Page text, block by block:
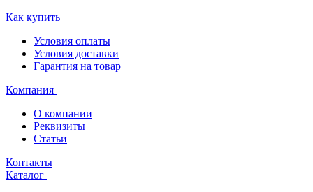
Как купить
Условия оплаты
Условия доставки
Гарантия на товар
Компания
О компании
Реквизиты
Статьи
Контакты
Каталог